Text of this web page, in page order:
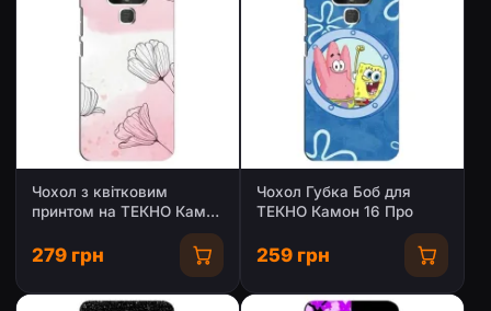
Чохол з квітковим
принтом на ТЕКНО Камон
279 грн
Чохол Губка Боб для
ТЕКНО Камон 16 Про
259 грн